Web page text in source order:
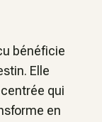
bénéficie
Elle
qui
en